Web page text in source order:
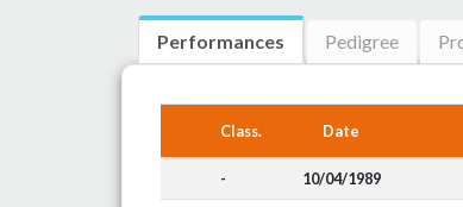
Performances Pedigree
Class. Date
- 10/04/1989